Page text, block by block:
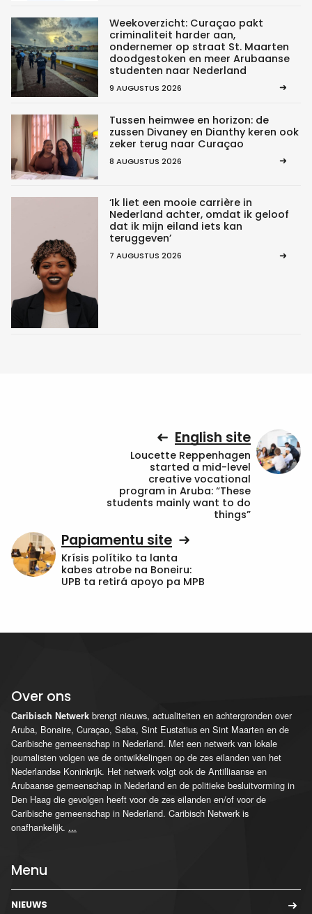
Weekoverzicht: Curaçao pakt
criminaliteit harder aan,
ondernemer op straat St. Maarten
doodgestoken en meer Arubaanse
studenten naar Nederland
9 AUGUSTUS 2026
Tussen heimwee en horizon: de
zussen Divaney en Dianthy keren ook
zeker terug naar Curaçao
8 AUGUSTUS 2026
‘Ik liet een mooie carrière in
Nederland achter, omdat ik geloof
dat ik mijn eiland iets kan
teruggeven’
7 AUGUSTUS 2026
English site
Loucette Reppenhagen
started a mid-level
creative vocational
program in Aruba: “These
students mainly want to do
things”
Papiamentu site
Krísis polítiko ta lanta
kabes atrobe na Boneiru:
UPB ta retirá apoyo pa MPB
Over ons
Caribisch Netwerk brengt nieuws, actualiteiten en achtergronden over
Aruba, Bonaire, Curaçao, Saba, Sint Eustatius en Sint Maarten en de
Caribische gemeenschap in Nederland. Met een netwerk van lokale
journalisten volgen we de ontwikkelingen op de zes eilanden van het
Nederlandse Koninkrijk. Het netwerk volgt ook de Antilliaanse en
Arubaanse gemeenschap in Nederland en de politieke besluitvorming in
Den Haag die gevolgen heeft voor de zes eilanden en/of voor de
Caribische gemeenschap in Nederland. Caribisch Netwerk is
onafhankelijk. ...
Menu
NIEUWS